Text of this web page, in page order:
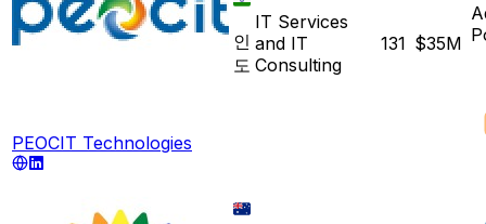
PEOCIT Technologies
인
도
IT Services
and IT
Consulting
131 $35M